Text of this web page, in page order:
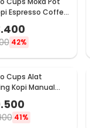
Espresso Coffee
2 Cup 100ml -
42%
Cups Alat
Kopi Manual
Adjustable
41%